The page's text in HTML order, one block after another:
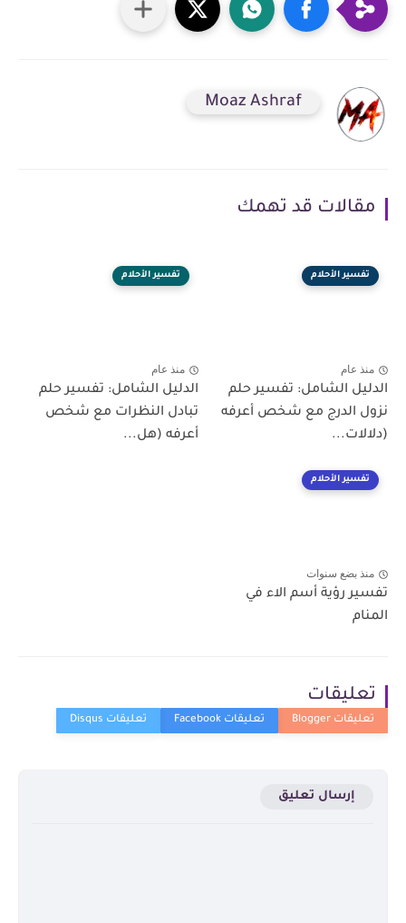
Moaz Ashraf
مقالات قد تهمك
تفسير الأحلام
منذ عام
الدليل الشامل: تفسير حلم
نزول الدرج مع شخص أعرفه
(دلالات...
تفسير الأحلام
منذ عام
الدليل الشامل: تفسير حلم
تبادل النظرات مع شخص
أعرفه (هل...
تفسير الأحلام
منذ بضع سنوات
تفسير رؤية أسم الاء في
المنام
تعليقات
إرسال تعليق